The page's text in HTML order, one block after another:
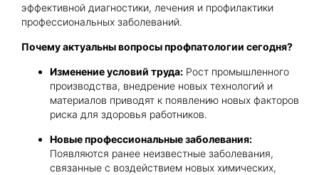
эффективной диагностики, лечения и профилактики
профессиональных заболеваний.
Почему актуальны вопросы профпатологии сегодня?
Изменение условий труда: Рост промышленного
производства, внедрение новых технологий и
материалов приводят к появлению новых факторов
риска для здоровья работников.
Новые профессиональные заболевания:
Появляются ранее неизвестные заболевания,
связанные с воздействием новых химических,
Даю согласие наобработку персональных